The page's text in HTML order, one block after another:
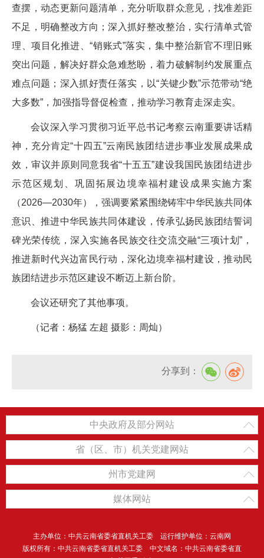
查摆，动态更新问题清单，充分听取群众意见，找准差距
不足，明确整改方向；深入抓好整改整治，实行清单式管
理、项目化推进、“销账式”落实，集中整治新官不理旧账
突出问题，解决好群众急难愁盼，着力破解制约发展重点
难点问题；深入抓好责任落实，以“关键少数”示范带动“绝
大多数”，加强指导督促检查，推动学习教育走深走实。
会议深入学习贯彻习近平总书记考察云南重要讲话精
神，充分肯定“十四五”云南民族团结进步事业发展成果成
效，审议并原则同意我省“十五五”建设我国民族团结进步
示范区规划、巩固拓展边境幸福村建设成果实施方案
（2026—2030年），强调要紧紧围绕铸牢中华民族共同体
意识、推进中华民族共同体建设，传承弘扬民族团结誓词
碑光荣传统，深入实施各民族交往交流交融“三项计划”，
推进新时代兴边富民行动，深化边境幸福村建设，推动民
族团结进步示范区建设不断迈上新台阶。
会议还研究了其他事项。
（记者：杨猛 左超 摄影：周灿）
分享到：
中央政府及部分网站
省（区、市）机关党建网站
州市党建网
媒体网站
主办单位：中共云南省委省直机关工委 运行维护单位：云南网
版权所有：中共云南省委省直机关工委 中文域名：中共云南省委省直